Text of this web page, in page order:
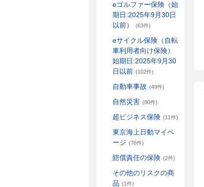
eゴルファー保険（始
期日:2025年9月30日
以前）
(63件)
eサイクル保険（自転
車利用者向け保険）
始期日:2025年9月30
日以前 (102件)
自動車事故 (49件)
自然災害 (80件)
超ビジネス保険 (11件)
東京海上日動マイペ
ージ (76件)
賠償責任の保険 (2件)
その他のリスクの商
品 (1件)